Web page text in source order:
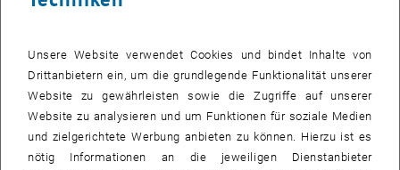
führt. Auf der Grundlage dieser Reduktion leiten wir ein Hopf-Whole-
Brain Model her und untersuchen dessen dynamische
Eigenschaften. Insbesondere analysieren wir Bifurkationsstrukturen
und Übergänge zwischen dynamischen Regimen, die mit
veränderten Bewusstseinszuständen assoziiert sind.
Unsere Website verwendet Cookies und bindet Inhalte von
Drittanbietern ein, um die grundlegende Funktionalität unserer
Website zu gewährleisten sowie die Zugriffe auf unserer
Website zu analysieren und um Funktionen für soziale Medien
und zielgerichtete Werbung anbieten zu können. Hierzu ist es
nötig Informationen an die jeweiligen Dienstanbieter